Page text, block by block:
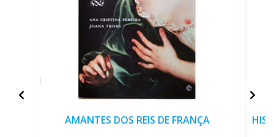
AMANTES DOS REIS DE FRANÇA